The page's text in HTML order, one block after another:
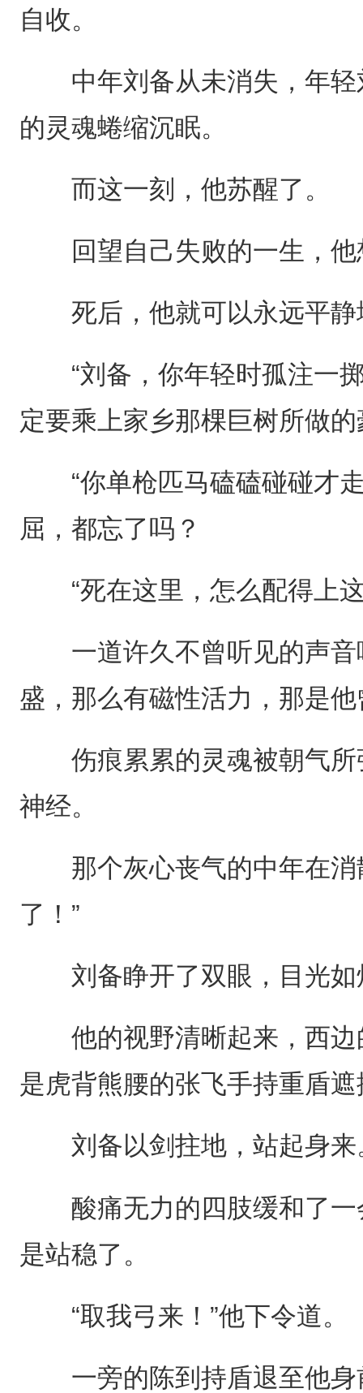
自收。
中年刘备从未消失，年轻
的灵魂蜷缩沉眠。
而这一刻，他苏醒了。
回望自己失败的一生，他
死后，他就可以永远平静
“刘备，你年轻时孤注一掷
定要乘上家乡那棵巨树所做
“你单枪匹马磕磕碰碰才走
屈，都忘了吗？
“死在这里，怎么配得上这
一道许久不曾听见的声音
盛，那么有磁性活力，那是
伤痕累累的灵魂被朝气所
神经。
那个灰心丧气的中年在消
了！”
刘备睁开了双眼，目光如
他的视野清晰起来，西边
是虎背熊腰的张飞手持重盾
刘备以剑拄地，站起身来
酸痛无力的四肢缓和了一
是站稳了。
“取我弓来！”他下令道。
一旁的陈到持盾退至他身